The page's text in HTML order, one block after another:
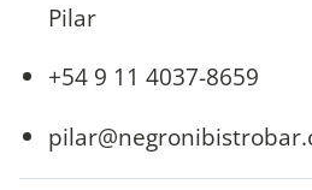
Pilar
+54 9 11 4037-8659